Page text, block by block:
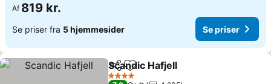
Af 819 kr.
Se priser fra 5 hjemmesider Se priser
Del Føj til favoritter
Scandic Hafjell
4 Stjerner